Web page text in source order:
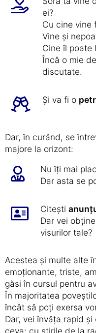
ei?
Cu cine vine
Vine și
Cine îl poate
Încă o mie
discutate.
Și va fi o
Dar, în curând, se
majore la orizont:
Nu îți mai
Dar asta se
Citești
Dar vei
visurilor tale?
Acestea și multe alte
emoționante, triste,
găsi în cursul pentru
În majoritatea
încât să poți exersa
Dar, vei învăța rapid
ceva: cu știrile de la